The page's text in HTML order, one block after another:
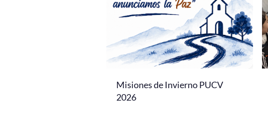
Misiones de Invierno PUCV
2026